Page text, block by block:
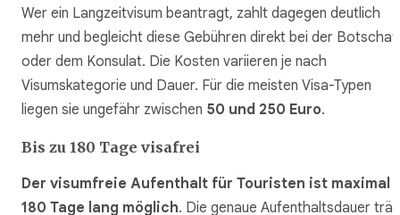
Wer ein Langzeitvisum beantragt, zahlt dagegen deutlich
mehr und begleicht diese Gebühren direkt bei der
oder dem Konsulat. Die Kosten variieren je nach
Visumskategorie und Dauer. Für die meisten Visa-Typen
liegen sie ungefähr zwischen 50 und 250 Euro.
Bis zu 180 Tage visafrei
Der visumfreie Aufenthalt für Touristen ist maximal
180 Tage lang möglich. Die genaue Aufenthaltsdauer